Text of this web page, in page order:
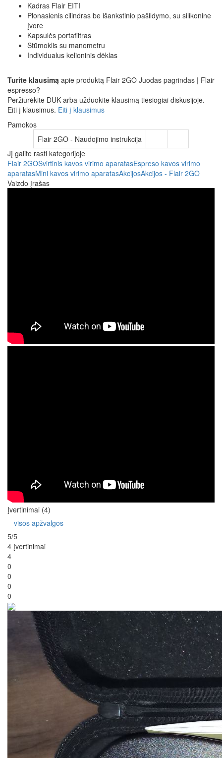
Kadras Flair EITI
Plonasienis cilindras be išankstinio pašildymo, su silikonine
įvore
Kapsulės portafiltras
Stūmoklis su manometru
Individualus kelioninis dėklas
Turite klausimą apie produktą Flair 2GO Juodas pagrindas | Flair
espresso?
Peržiūrėkite DUK arba užduokite klausimą tiesiogiai diskusijoje.
Eiti į klausimus. Eiti į klausimus
Pamokos
Flair 2GO - Naudojimo instrukcija
Jį galite rasti kategorijoje
Flair 2GOSvirtinis kavos virimo aparatasEspreso kavos virimo
aparatasMini kavos virimo aparatasAkcijosAkcijos - Flair 2GO
Vaizdo įrašas
Įvertinimai (4)
visos apžvalgos
5/5
4 įvertinimai
4
0
0
0
0